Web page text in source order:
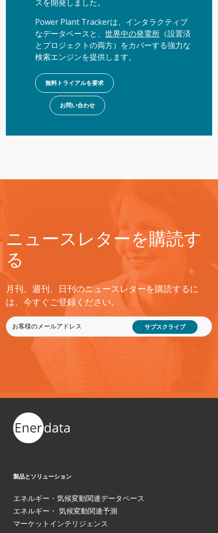
スを開発しました。
Power Plant Trackerは、インタラクティブ
なデータベースと、 世界中の発電所 （設置済
とプロジェクトの両方）をカバーする強力な
検索エンジンを提供します。
無料トライアルを要求
お問い合わせ
ニュースレターを購読す
る
月刊、週刊、日刊のニュースレターを購読するに
は、今すぐご登録ください。
サブスクライブ
製品とソリューション
エネルギー・気候変動関連データベース
エネルギー・ 気候変動関連予測
マーケットインテリジェンス